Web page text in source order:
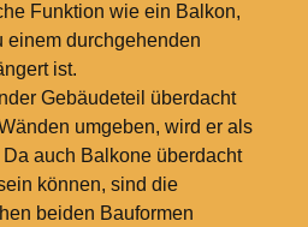
Funktion wie ein Balkon,
einem durchgehenden
ist.
Gebäudeteil überdacht
umgeben, wird er als
auch Balkone überdacht
können, sind die
beiden Bauformen